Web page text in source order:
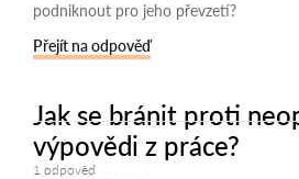
podniknout pro jeho převzetí?
Přejít na odpověď
Jak se bránit proti
výpovědi z práce?
1 odpověď